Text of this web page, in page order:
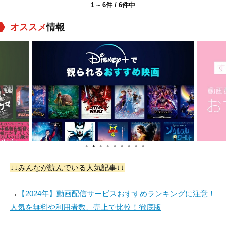
1 ~ 6件 / 6件中
オススメ情報
● ● ● ● ● ● ● ● ●
↓↓みんなが読んでいる人気記事↓↓
→
【2024年】動画配信サービスおすすめランキングに注意！
人気を無料や利用者数、売上で比較！徹底版